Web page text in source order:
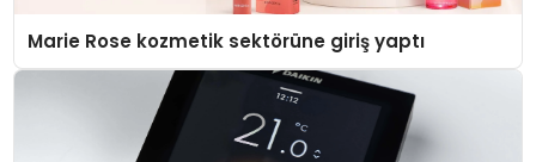
Marie Rose kozmetik sektörüne giriş yaptı